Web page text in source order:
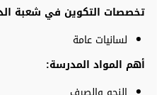
تخصصات التكوين في شعبة
لسانيات عامة
أهم المواد المدرسة: